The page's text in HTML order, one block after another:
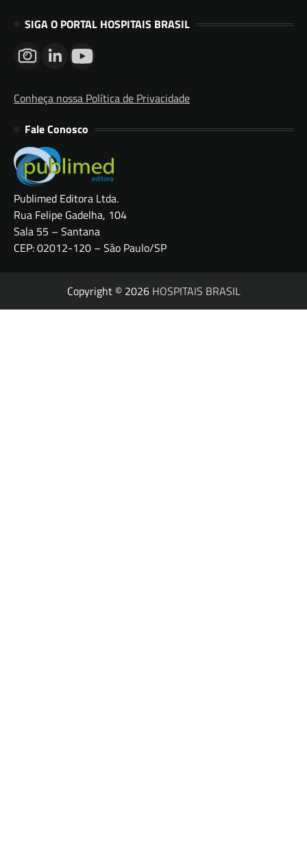
SIGA O PORTAL HOSPITAIS BRASIL
Conheça nossa Política de Privacidade
Fale Conosco
Publimed Editora Ltda.
Rua Felipe Gadelha, 104
Sala 55 – Santana
CEP: 02012-120 – São Paulo/SP
Copyright © 2026 HOSPITAIS BRASIL